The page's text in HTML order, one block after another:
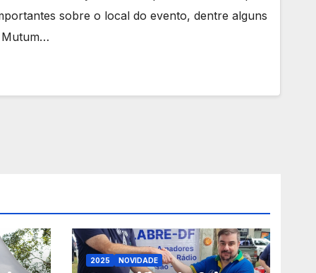
sobre o local do evento, dentre alguns
Mutum…
2025 NOVIDADE